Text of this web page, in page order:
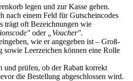
legen und zur Kasse gehen.
nach einem Feld für Gutscheincodes
trägt oft Bezeichnungen wie
oder „Voucher".
wie er angegeben ist – Groß-
sowie Leerzeichen können eine Rolle
und prüfen, ob der Rabatt korrekt
die Bestellung abgeschlossen wird.